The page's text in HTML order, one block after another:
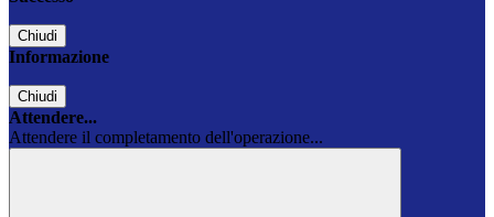
Chiudi
Informazione
Chiudi
Attendere...
Attendere il completamento dell'operazione...